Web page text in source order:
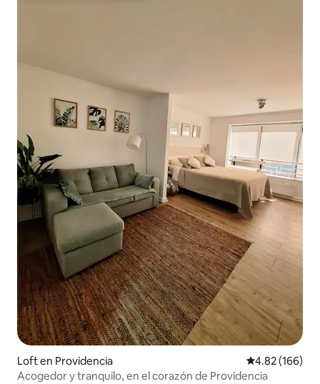
Loft en Providencia Calificación
4.82 (166)
Acogedor y tranquilo, en el corazón de Providencia